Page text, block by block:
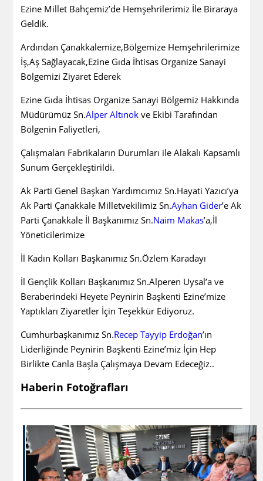
Ezine Millet Bahçemiz’de Hemşehrilerimiz İle Biraraya
Geldik.
Ardından Çanakkalemize,Bölgemize Hemşehrilerimize
İş,Aş Sağlayacak,Ezine Gıda İhtisas Organize Sanayi
Bölgemizi Ziyaret Ederek
Ezine Gıda İhtisas Organize Sanayi Bölgemiz Hakkında
Müdürümüz Sn.Alper Altınok ve Ekibi Tarafından
Bölgenin Faliyetleri,
Çalışmaları Fabrikaların Durumları ile Alakalı Kapsamlı
Sunum Gerçekleştirildi.
Ak Parti Genel Başkan Yardımcımız Sn.Hayati Yazıcı’ya
Ak Parti Çanakkale Milletvekilimiz Sn.Ayhan Gider’e Ak
Parti Çanakkale İl Başkanımız Sn.Naim Makas’a,İl
Yöneticilerimize
İl Kadın Kolları Başkanımız Sn.Özlem Karadayı
İl Gençlik Kolları Başkanımız Sn.Alperen Uysal’a ve
Beraberindeki Heyete Peynirin Başkenti Ezine’mize
Yaptıkları Ziyaretler İçin Teşekkür Ediyoruz.
Cumhurbaşkanımız Sn.Recep Tayyip Erdoğan’ın
Liderliğinde Peynirin Başkenti Ezine’miz İçin Hep
Birlikte Canla Başla Çalışmaya Devam Edeceğiz..
Haberin Fotoğrafları